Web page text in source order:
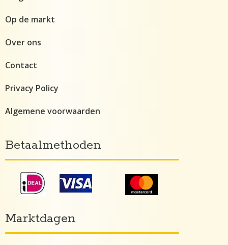
Betaalmethoden
Marktdagen
Op de markt
Over ons
Contact
Privacy Policy
Algemene voorwaarden